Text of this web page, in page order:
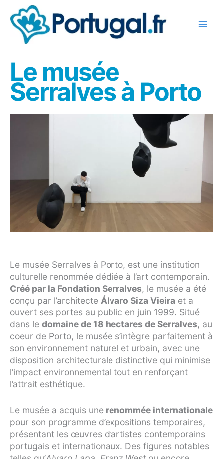
contenu
Le musée
Serralves à Porto
Le musée Serralves à Porto, est une institution
culturelle renommée dédiée à l’art contemporain.
Créé par la Fondation Serralves, le musée a été
conçu par l’architecte Álvaro Siza Vieira et a
ouvert ses portes au public en juin 1999. Situé
dans le domaine de 18 hectares de Serralves, au
coeur de Porto, le musée s’intègre parfaitement à
son environnement naturel et urbain, avec une
disposition architecturale distinctive qui minimise
l’impact environnemental tout en renforçant
l’attrait esthétique.
Le musée a acquis une renommée internationale
pour son programme d’expositions temporaires,
présentant les œuvres d’artistes contemporains
portugais et internationaux. Des figures notables